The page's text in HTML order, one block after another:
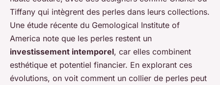
Tiffany qui intègrent des perles dans leurs collections.
Une étude récente du Gemological Institute of
America note que les perles restent un
investissement intemporel, car elles combinent
esthétique et potentiel financier. En explorant ces
évolutions, on voit comment un collier de perles peut